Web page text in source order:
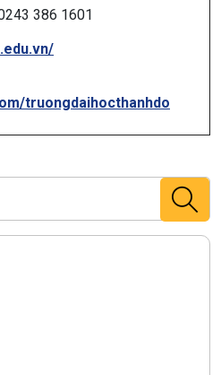
386 1601
truongdaihocthanhdo